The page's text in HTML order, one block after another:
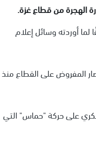
الهجرة من قطاع غزة.
أوردته وسائل إعلام
المفروض على القطاع منذ
على حركة "حماس" التي